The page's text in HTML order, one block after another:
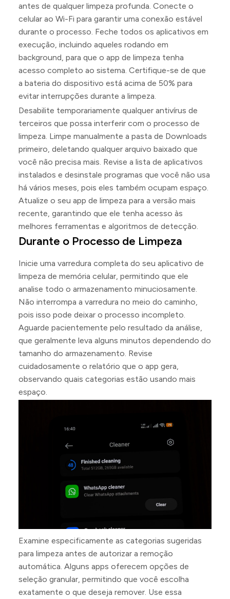
antes de qualquer limpeza profunda. Conecte o
celular ao Wi-Fi para garantir uma conexão estável
durante o processo. Feche todos os aplicativos em
execução, incluindo aqueles rodando em
background, para que o app de limpeza tenha
acesso completo ao sistema. Certifique-se de que
a bateria do dispositivo está acima de 50% para
evitar interrupções durante a limpeza.
Desabilite temporariamente qualquer antivírus de
terceiros que possa interferir com o processo de
limpeza. Limpe manualmente a pasta de Downloads
primeiro, deletando qualquer arquivo baixado que
você não precisa mais. Revise a lista de aplicativos
instalados e desinstale programas que você não usa
há vários meses, pois eles também ocupam espaço.
Atualize o seu app de limpeza para a versão mais
recente, garantindo que ele tenha acesso às
melhores ferramentas e algoritmos de detecção.
Durante o Processo de Limpeza
Inicie uma varredura completa do seu aplicativo de
limpeza de memória celular, permitindo que ele
analise todo o armazenamento minuciosamente.
Não interrompa a varredura no meio do caminho,
pois isso pode deixar o processo incompleto.
Aguarde pacientemente pelo resultado da análise,
que geralmente leva alguns minutos dependendo do
tamanho do armazenamento. Revise
cuidadosamente o relatório que o app gera,
observando quais categorias estão usando mais
espaço.
Examine especificamente as categorias sugeridas
para limpeza antes de autorizar a remoção
automática. Alguns apps oferecem opções de
seleção granular, permitindo que você escolha
exatamente o que deseja remover. Use essa